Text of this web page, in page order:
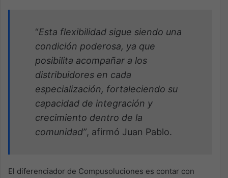
“Esta flexibilidad sigue siendo una
condición poderosa, ya que
posibilita acompañar a los
distribuidores en cada
especialización, fortaleciendo su
capacidad de integración y
crecimiento dentro de la
comunidad”, afirmó Juan Pablo.
El diferenciador de Compusoluciones es contar con